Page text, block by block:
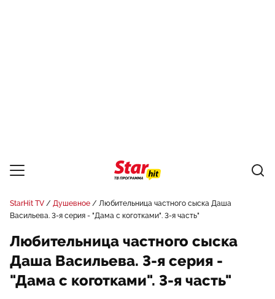
StarHit TV Душевное
Любительница частного сыска Даша
Васильева. 3-я серия - "Дама с коготками". 3-я часть"
Любительница частного сыска
Даша Васильева. 3-я серия -
"Дама с коготками". 3-я часть"